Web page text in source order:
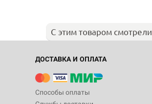
С этим товаром смотрели
ДОСТАВКА И ОПЛАТА
Способы оплаты